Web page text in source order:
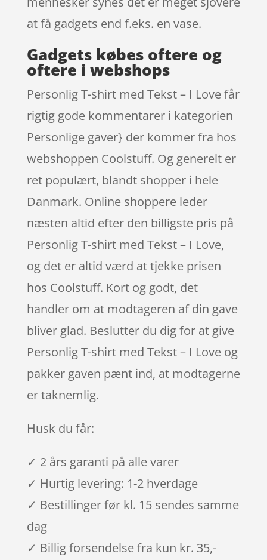
at få gadgets end f.eks. en vase.
Gadgets købes oftere og
oftere i webshops
Personlig T-shirt med Tekst – I Love får
rigtig gode kommentarer i kategorien
Personlige gaver} der kommer fra hos
webshoppen Coolstuff. Og generelt er
ret populært, blandt shopper i hele
Danmark. Online shoppere leder
næsten altid efter den billigste pris på
Personlig T-shirt med Tekst – I Love,
og det er altid værd at tjekke prisen
hos Coolstuff. Kort og godt, det
handler om at modtageren af din gave
bliver glad. Beslutter du dig for at give
Personlig T-shirt med Tekst – I Love og
pakker gaven pænt ind, at modtagerne
er taknemlig.
Husk du får:
✓ 2 års garanti på alle varer
✓ Hurtig levering: 1-2 hverdage
✓ Bestillinger før kl. 15 sendes samme
dag
✓ Billig forsendelse fra kun kr. 35,-